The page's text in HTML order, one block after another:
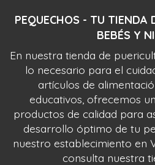
PEQUECHOS - TU TIENDA
BEBÉS Y
En nuestra tienda de
lo necesario para el
artículos de
educativos, ofrecemos
productos de calidad para
desarrollo óptimo de tu
nuestro establecimiento en
consulta nuestra